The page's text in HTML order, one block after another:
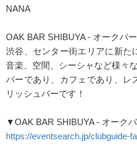
NANA
OAK BAR SHIBUYA - オークバ
渋谷、センター街エリアに新た
音楽、空間、シーシャなど様々
バーであり、カフェであり、レ
リッシュバーです！
▼OAK BAR SHIBUYA - オーク
https://eventsearch.jp/clubguide-